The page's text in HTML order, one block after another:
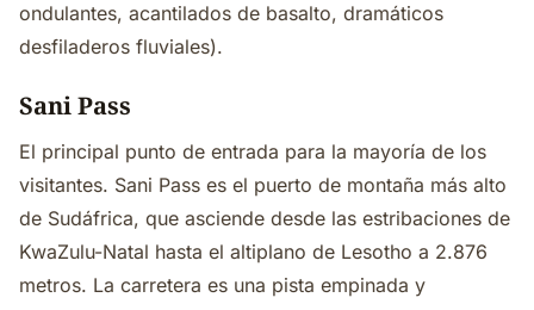
ondulantes, acantilados de basalto, dramáticos
desfiladeros fluviales).
Sani Pass
El principal punto de entrada para la mayoría de los
visitantes. Sani Pass es el puerto de montaña más alto
de Sudáfrica, que asciende desde las estribaciones de
KwaZulu-Natal hasta el altiplano de Lesotho a 2.876
metros. La carretera es una pista empinada y